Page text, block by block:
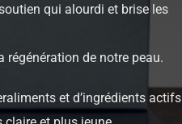
qui alourdi et brise les
régénération de notre peau.
et d’ingrédients actifs